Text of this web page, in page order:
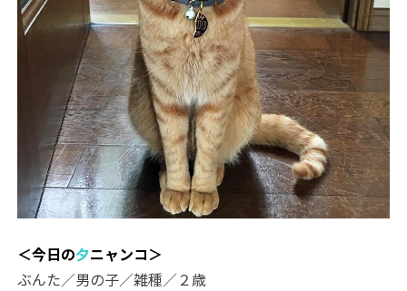
＜今日の夕ニャンコ＞
ぶんた／男の子／雑種／２歳